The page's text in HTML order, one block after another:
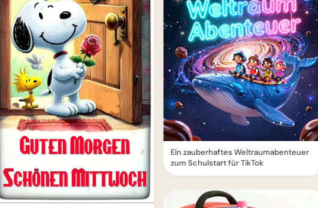
Ein zauberhaftes Weltraumabenteuer
zum Schulstart für TikTok